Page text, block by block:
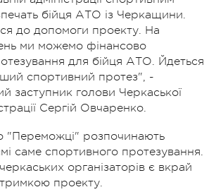
бійця АТО із Черкащини.
до допомоги проекту. На
ми можемо фінансово
для бійця АТО. Йдеться
спортивний протез", -
заступник голови Черкаської
Сергій Овчаренко.
"Переможці" розпочинають
саме спортивного протезування.
черкаських організаторів є вкрай
проекту.